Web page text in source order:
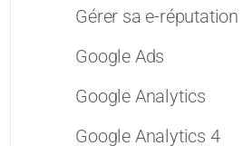
Gérer sa e-réputation
Google Ads
Google Analytics
Google Analytics 4